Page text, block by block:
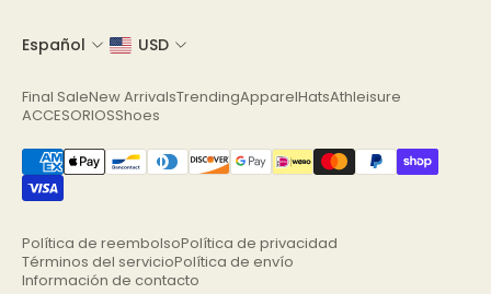
Hats
ACCESORIOS
Shoes
Correo electrónico
Español USD
Final SaleNew ArrivalsTrendingApparelHatsAthleisure
ACCESORIOSShoes
Política de reembolsoPolítica de privacidad
Términos del servicioPolítica de envío
Información de contacto